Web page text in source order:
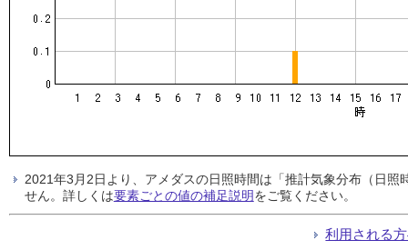
2021年3月2日より、アメダスの日照時間は「推計気象分布（日
せん。詳しくは要素ごとの値の補足説明をご覧ください。
利用される